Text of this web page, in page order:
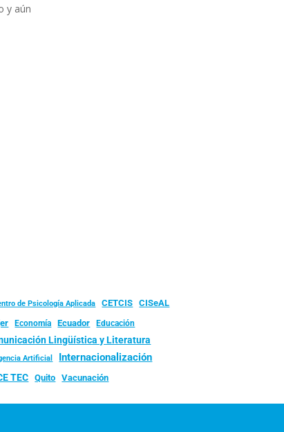
y aún
de Psicología Aplicada CETCIS CISeAL
Economía Ecuador
Educación
Lingüística y Literatura
Artificial Internacionalización
TEC Quito Vacunación